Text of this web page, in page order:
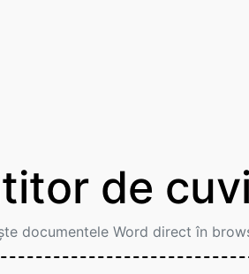
de
documentele Word direct în